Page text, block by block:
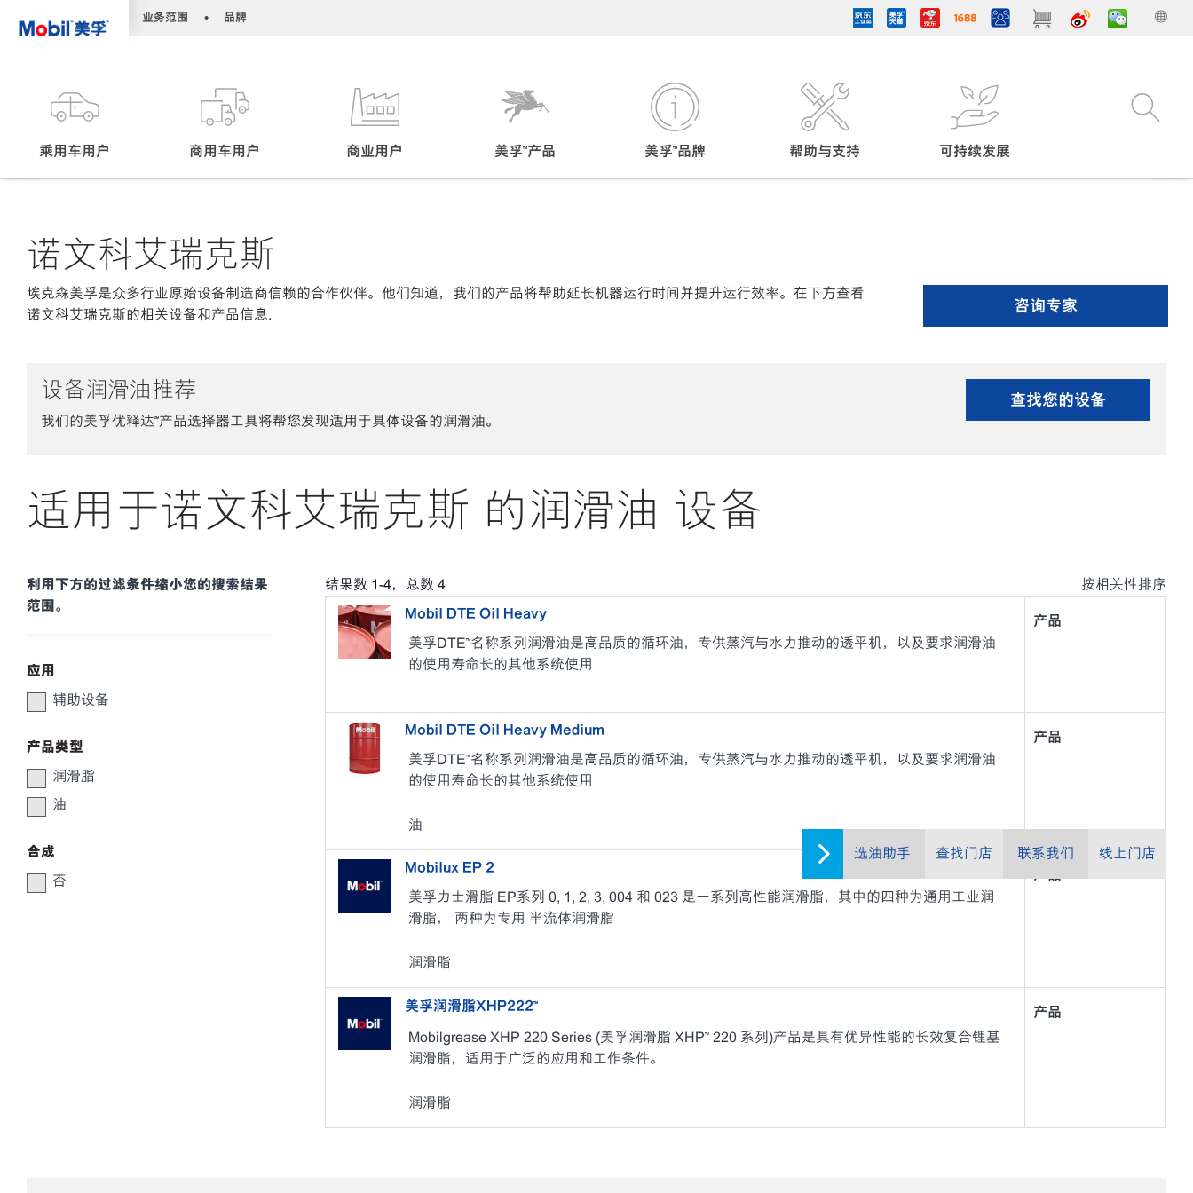
业务范围 • 品牌
乘用车用户 商用车用户 商业用户 美孚™产品 美孚™品牌 帮助与支持 可持续发展
选油助手 查找门店 联系我们 线上门店
诺文科艾瑞克斯
埃克森美孚是众多行业原始设备制造商信赖的合作伙伴。他们知道，我们的产品将帮助延长机器运行时间并提升运行效率。在下方查看
诺文科艾瑞克斯的相关设备和产品信息.
咨询专家
设备润滑油推荐
我们的美孚优释达℠产品选择器工具将帮您发现适用于具体设备的润滑油。
查找您的设备
适用于诺文科艾瑞克斯 的润滑油 设备
利用下方的过滤条件缩小您的搜索结果
范围。
应用
辅助设备
产品类型
润滑脂
油
合成
否
结果数 1-4，总数 4 按相关性排序
Mobil DTE Oil Heavy
美孚DTE™名称系列润滑油是高品质的循环油，专供蒸汽与水力推动的透平机，以及要求润滑油
的使用寿命长的其他系统使用
产品
Mobil DTE Oil Heavy Medium
美孚DTE™名称系列润滑油是高品质的循环油，专供蒸汽与水力推动的透平机，以及要求润滑油
的使用寿命长的其他系统使用
油
产品
Mobilux EP 2
美孚力士滑脂 EP系列 0, 1, 2, 3, 004 和 023 是一系列高性能润滑脂，其中的四种为通用工业润
滑脂， 两种为专用 半流体润滑脂
润滑脂
美孚润滑脂XHP222™
Mobilgrease XHP 220 Series (美孚润滑脂 XHP™ 220 系列)产品是具有优异性能的长效复合锂基
润滑脂，适用于广泛的应用和工作条件。
润滑脂
产品